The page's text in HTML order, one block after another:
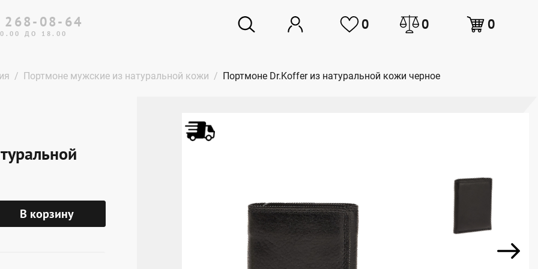
268-08-64
ДО 18.00
0 0 0
Портмоне мужские из натуральной кожи Портмоне Dr.Koffer из натуральной кожи черное
В корзину